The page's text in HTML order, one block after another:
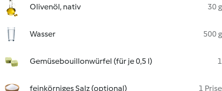
Olivenöl, nativ 30 g
Wasser 500 g
Gemüsebouillonwürfel (für je 0,5 l) 1
feinkörniges Salz (optional) 1 Prise